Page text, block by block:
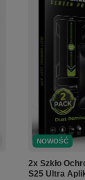
NOWOŚĆ
2x Szkło
S25 Ultra